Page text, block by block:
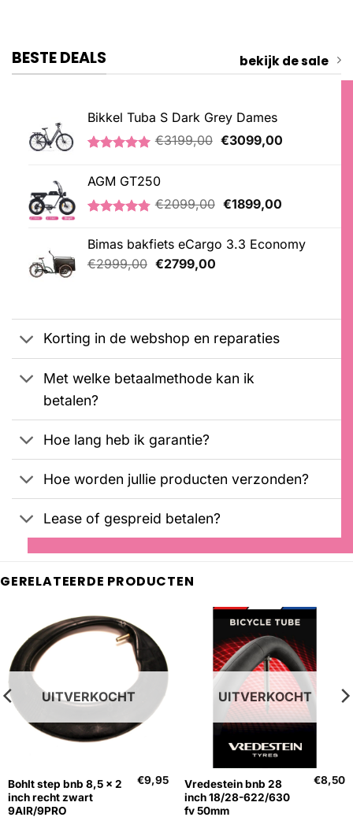
BESTE DEALS bekijk de sale
Bikkel Tuba S Dark Grey Dames
gebaseerd
op
klantbeoordeling
€3199,00 Oorspronkelijke
€3099,00Huidige
AGM GT250
4.76
op 5
gebaseerd
op
klantbeoordelingen
€2099,00 Oorspronkelijke
€2099,00.
€1899,00Huidige
€1899,00.
Bimas bakfiets eCargo 3.3 Economy
€2999,00 Oorspronkelijke
€2799,00Huidige
Korting in de webshop en reparaties
Met welke betaalmethode kan ik
betalen?
Hoe lang heb ik garantie?
Hoe worden jullie producten verzonden?
Lease of gespreid betalen?
GERELATEERDE PRODUCTEN
UITVERKOCHT
Bohlt step bnb 8,5 x 2
inch recht zwart
9AIR/9PRO
€9,95
UITVERKOCHT
Vredestein bnb 28
inch 18/28-622/630
fv 50mm
€8,50